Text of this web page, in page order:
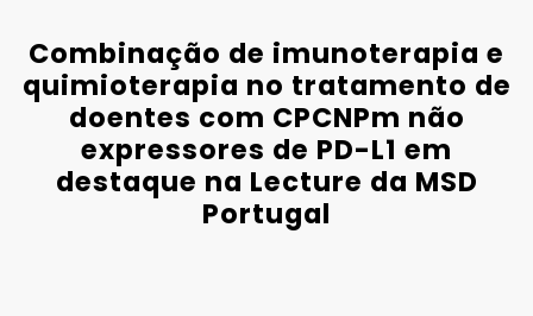
Combinação de imunoterapia e
quimioterapia no tratamento de
doentes com CPCNPm não
expressores de PD-L1 em
destaque na Lecture da MSD
Portugal